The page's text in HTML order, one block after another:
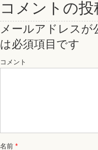
コメントの投
メールアドレスが
は必須項目です
コメント
名前 *